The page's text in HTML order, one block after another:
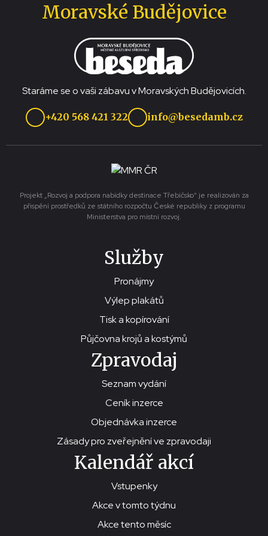
Moravské Budějovice
Staráme se o vaši zábavu v Moravských Budějovicích.
+420 568 421 322 info@besedamb.cz
Projekt „Rozvoj a podpora nabídky destinace Třebíčsko“ je realizován za
přispění prostředků ze státního rozpočtu České republiky z programu
Ministerstva pro místní rozvoj.
Služby
Pronájmy
Výlep plakátů
Tisk a kopírování
Půjčovna krojů a kostýmů
Zpravodaj
Seznam vydání
Ceník inzerce
Objednávka inzerce
Zásady pro zveřejnění ve zpravodaji
Kalendář akcí
Vstupenky
Akce v tomto týdnu
Akce tento měsíc